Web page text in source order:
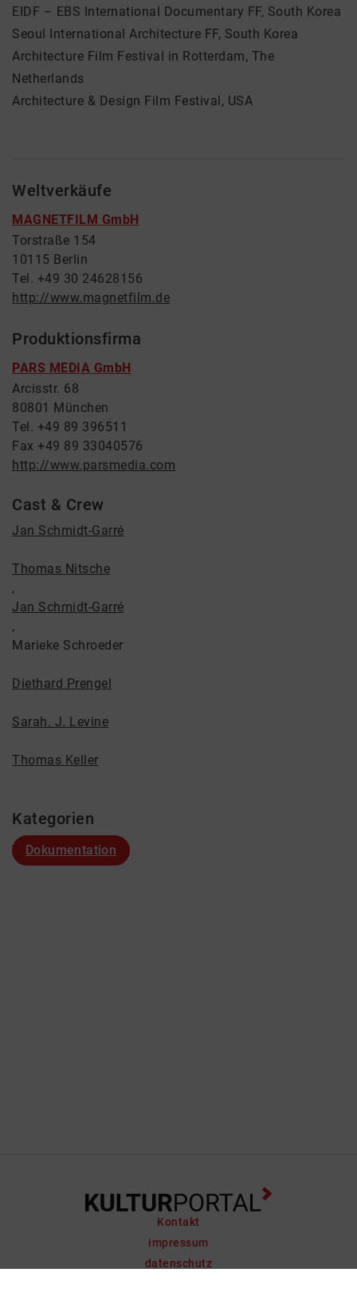
EIDF – EBS International Documentary FF, South Korea
Seoul International Architecture FF, South Korea
Architecture Film Festival in Rotterdam, The
Netherlands
Architecture & Design Film Festival, USA
Weltverkäufe
MAGNETFILM GmbH
Torstraße 154
10115 Berlin
Tel. +49 30 24628156
http://www.magnetfilm.de
Produktionsfirma
PARS MEDIA GmbH
Arcisstr. 68
80801 München
Tel. +49 89 396511
Fax +49 89 33040576
http://www.parsmedia.com
Cast & Crew
Jan Schmidt-Garré
Thomas Nitsche
,
Jan Schmidt-Garré
,
Marieke Schroeder
Diethard Prengel
Sarah. J. Levine
Thomas Keller
Kategorien
Dokumentation
Kontakt
impressum
datenschutz